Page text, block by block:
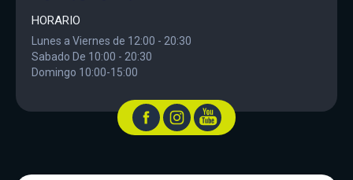
HORARIO
Lunes a Viernes de 12:00 - 20:30
Sabado De 10:00 - 20:30
Domingo 10:00-15:00